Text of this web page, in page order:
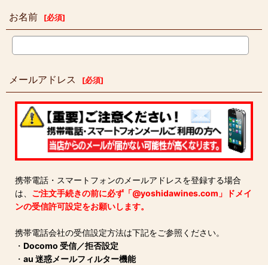
お名前 [必須]
メールアドレス [必須]
携帯電話・スマートフォンのメールアドレスを登録する場合
は、 ご注文手続きの前に必ず「@yoshidawines.com」ドメイ
ンの受信許可設定をお願いします。
携帯電話会社の受信設定方法は下記をご参照ください。
・ Docomo 受信／拒否設定
・ au 迷惑メールフィルター機能